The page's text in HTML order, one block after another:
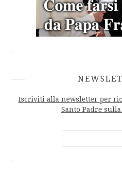
Iscriviti alla newsletter per
Santo Padre